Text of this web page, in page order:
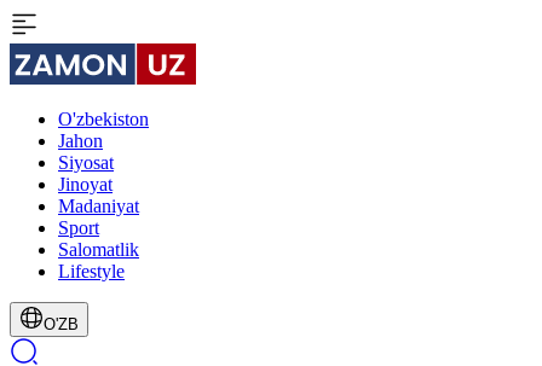
O'zbekiston
Jahon
Siyosat
Jinoyat
Madaniyat
Sport
Salomatlik
Lifestyle
O'ZB